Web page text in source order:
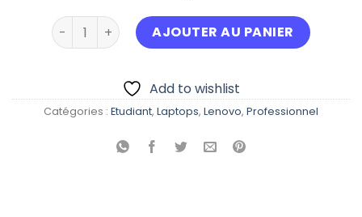
quantité de Lenovo thinkpad t14s Magnesium
AJOUTER AU PANIER
Add to wishlist
Catégories : Etudiant, Laptops, Lenovo, Professionnel